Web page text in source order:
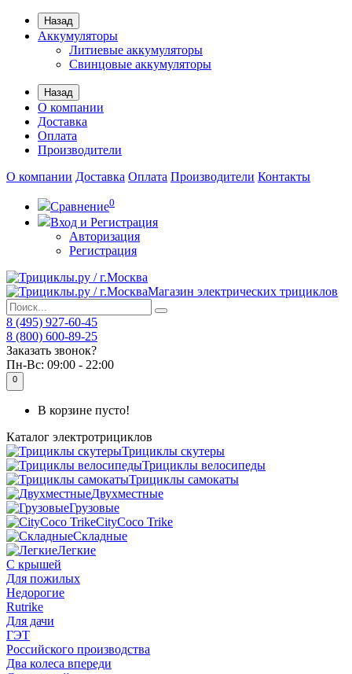
Назад
Аккумуляторы
Литиевые аккумуляторы
Свинцовые аккумуляторы
Назад
О компании
Доставка
Оплата
Производители
О компании Доставка Оплата Производители Контакты
Сравнение0
Вход и Регистрация
Авторизация
Регистрация
Магазин электрических трициклов
8 (495) 927-60-45
8 (800) 600-89-25
Заказать звонок?
Пн-Вс: 09:00 - 22:00
0
В корзине пусто!
Каталог электротрициклов
Трициклы скутеры
Трициклы велосипеды
Трициклы самокаты
Двухместные
Грузовые
CityCoco Trike
Складные
Легкие
С крышей
Для пожилых
Недорогие
Rutrike
Для дачи
ГЭТ
Российского производства
Два колеса впереди